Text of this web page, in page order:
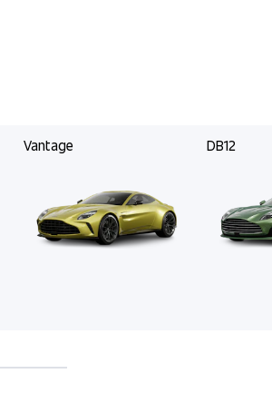
Vantage DB12